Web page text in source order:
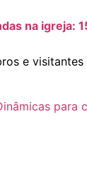
na igreja:
e visitantes